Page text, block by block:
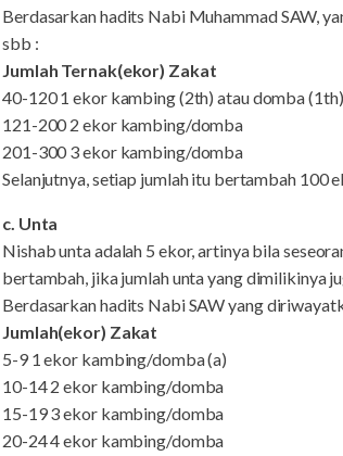
Berdasarkan hadits Nabi Muhammad SAW,
sbb :
Jumlah Ternak(ekor) Zakat
40-120 1 ekor kambing (2th) atau domba (1th)
121-200 2 ekor kambing/domba
201-300 3 ekor kambing/domba
Selanjutnya, setiap jumlah itu bertambah 100
c. Unta
Nishab unta adalah 5 ekor, artinya bila
bertambah, jika jumlah unta yang dimilikinya
Berdasarkan hadits Nabi SAW yang
Jumlah(ekor) Zakat
5-9 1 ekor kambing/domba (a)
10-14 2 ekor kambing/domba
15-19 3 ekor kambing/domba
20-24 4 ekor kambing/domba